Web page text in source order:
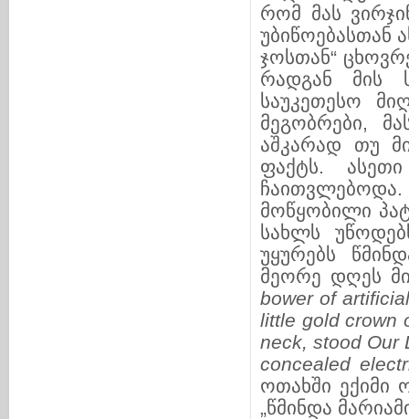
რომ მას
უბიწოებასთან
ჯოსთან“
რადგან მის
საუკეთესო
მეგობრები,
აშკარად თუ
ფაქტს.
ჩაითვლებოდა.
მოწყობილი
სახლს
უყურებს
მეორე დღეს
bower of
little gold crown
neck, stood Our
concealed
ოთახში ექიმი
„წმინდა